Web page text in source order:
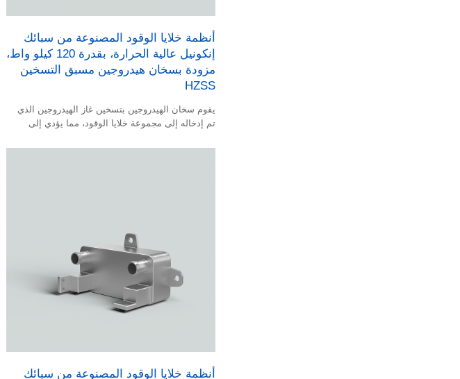
أنظمة خلايا الوقود المصنوعة من سبائك
إنكونيل عالية الحرارة، بقدرة 120 كيلو واط،
مزودة بسخان هيدروجين مسبق التسخين
HZSS
يقوم سخان الهيدروجين بتسخين غاز الهيدروجين الذي
تم إدخاله إلى مجموعة خلايا الوقود، مما يؤدي إلى
خلية وقود الهيدروجين بسرعة.
أنظمة خلايا الوقود المصنوعة من سبائك